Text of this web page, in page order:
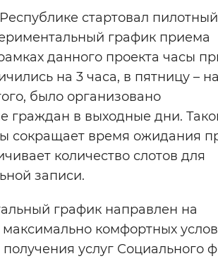
Изображения
Включены Выключены
Звуковой ассистент
Остановить
стандартные настройки
стартовал пилотный
график приема
данного проекта часы
на 3 часа, в пятницу –
было организовано
граждан в выходные дни.
сокращает время ожидания
количество слотов для
записи.
график направлен на
комфортных
получения услуг Социального